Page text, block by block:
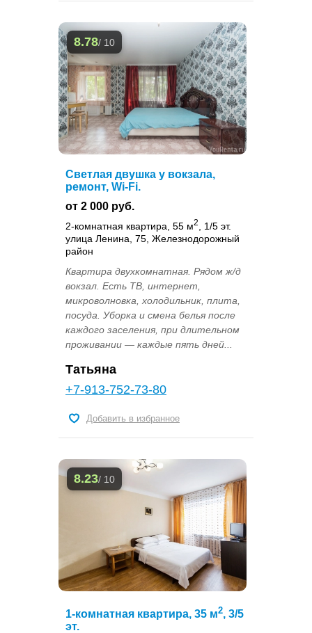
8.78/ 10
Светлая двушка у вокзала,
ремонт, Wi-Fi.
от 2 000 руб.
2-комнатная квартира, 55 м2
, 1/5 эт.
улица Ленина, 75, Железнодорожный
район
Квартира двухкомнатная. Рядом ж/д
вокзал. Есть ТВ, интернет,
микроволновка, холодильник, плита,
посуда. Уборка и смена белья после
каждого заселения, при длительном
проживании — каждые пять дней...
Татьяна
+7-913-752-73-80
Добавить в избранное
8.23/ 10
1-комнатная квартира, 35 м2, 3/5
эт.